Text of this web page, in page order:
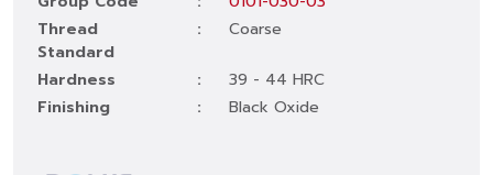
Thread
Standard
: Coarse
Hardness :
39 - 44 HRC
Finishing
: Black Oxide